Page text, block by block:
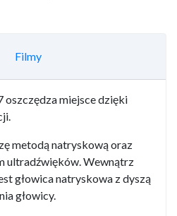
Filmy
miejsce dzięki
metodą natryskową oraz
ultradźwięków. Wewnątrz
głowica natryskowa z dyszą
głowicy.